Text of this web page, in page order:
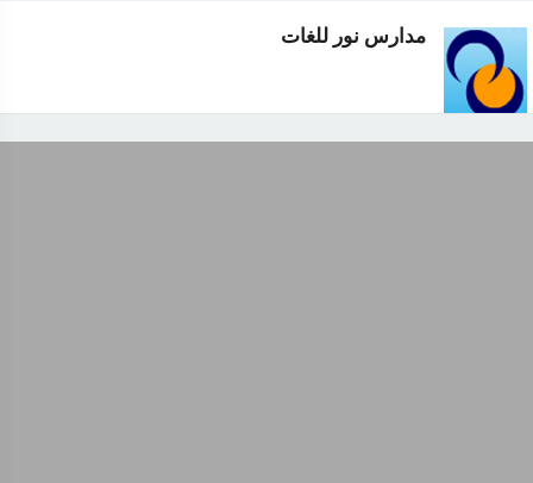
مدارس نور للغات